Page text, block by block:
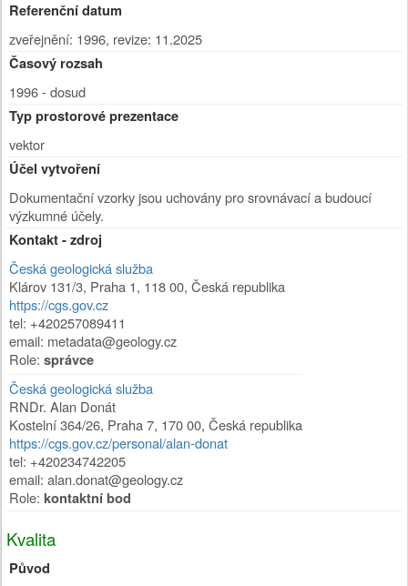
Referenční datum
zveřejnění: 1996, revize: 11.2025
Časový rozsah
1996 - dosud
Typ prostorové prezentace
vektor
Účel vytvoření
Dokumentační vzorky jsou uchovány pro srovnávací a budoucí
výzkumné účely.
Kontakt - zdroj
Česká geologická služba
Klárov 131/3, Praha 1, 118 00, Česká republika
https://cgs.gov.cz
tel: +420257089411
email: metadata@geology.cz
Role: správce
Česká geologická služba
RNDr. Alan Donát
Kostelní 364/26, Praha 7, 170 00, Česká republika
https://cgs.gov.cz/personal/alan-donat
tel: +420234742205
email: alan.donat@geology.cz
Role: kontaktní bod
Kvalita
Původ